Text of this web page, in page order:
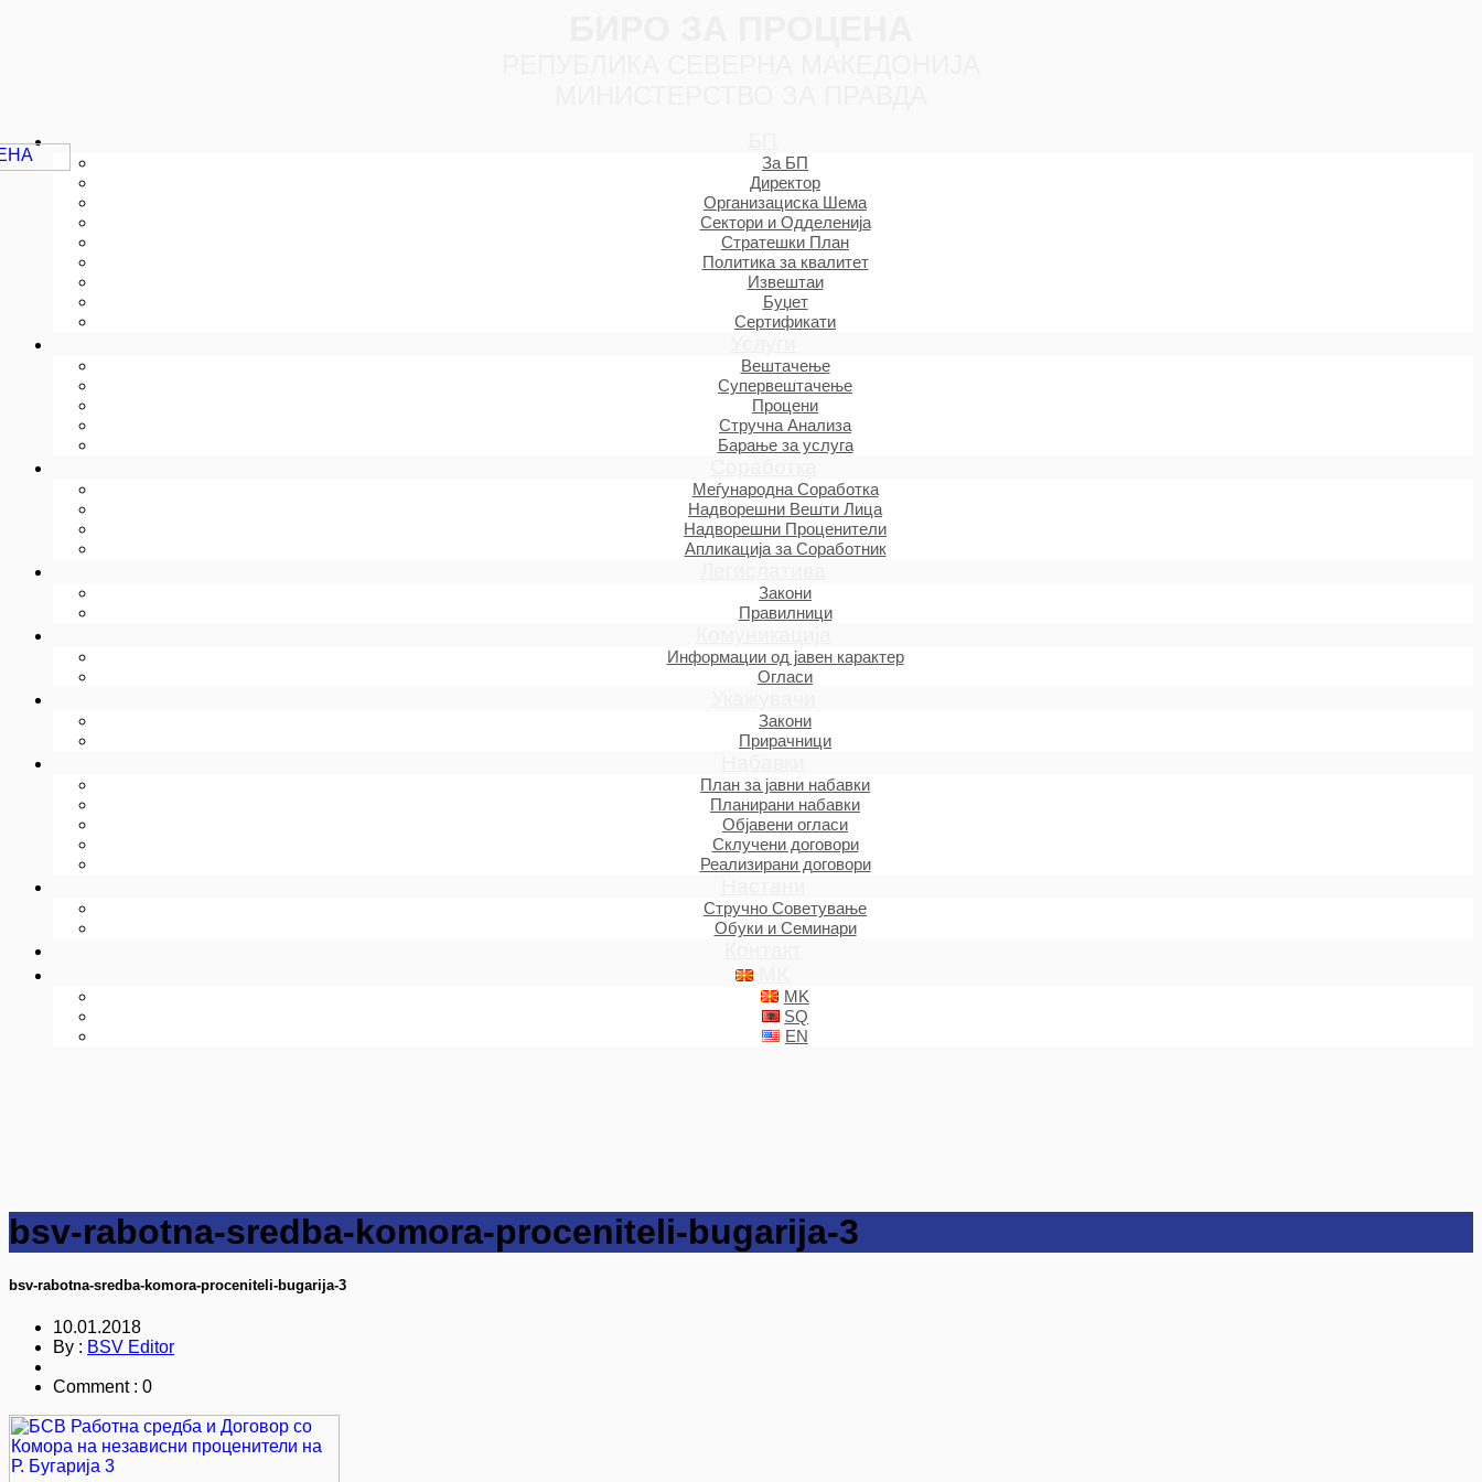
За БП
Директор
Организациска Шема
Сектори и Одделенија
Стратешки План
Политика за квалитет
Извештаи
Буџет
Сертификати
Вештачење
Супервештачење
Процени
Стручна Анализа
Барање за услуга
Меѓународна Соработка
Надворешни Вешти Лица
Надворешни Проценители
Апликација за Соработник
Закони
Правилници
Информации од јавен карактер
Огласи
Закони
Прирачници
План за јавни набавки
Планирани набавки
Објавени огласи
Склучени договори
Реализирани договори
Стручно Советување
Обуки и Семинари
MK
SQ
EN
bsv-rabotna-sredba-komora-proceniteli-bugarija-3
bsv-rabotna-sredba-komora-proceniteli-bugarija-3
10.01.2018
By : BSV Editor
Comment : 0